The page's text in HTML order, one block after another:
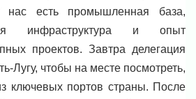
нас есть промышленная база,
инфраструктура и опыт
проектов. Завтра делегация
Лугу, чтобы на месте посмотреть,
ключевых портов страны. После